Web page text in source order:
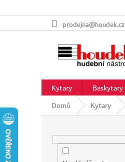
na
prodejna@houdek.cz
Kytary Baskytary
Domů
Kytary